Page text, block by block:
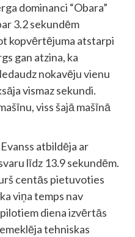
dominanci “Obara”
3.2 sekundēm
kopvērtējuma atstarpi
gan atzina, ka
nokavēju vienu
vismaz sekundi.
viss šajā mašīnā
atbildēja ar
līdz 13.9 sekundēm.
centās pietuvoties
viņa temps nav
diena izvērtās
tehniskas